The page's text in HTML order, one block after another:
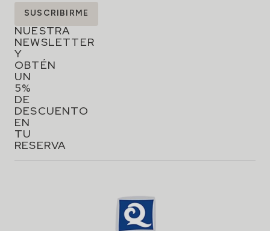
SUSCRÍBETE
NUESTRA
NEWSLETTER
Y
OBTÉN
UN
5%
DE
DESCUENTO
EN
TU
RESERVA
SUSCRIBIRME